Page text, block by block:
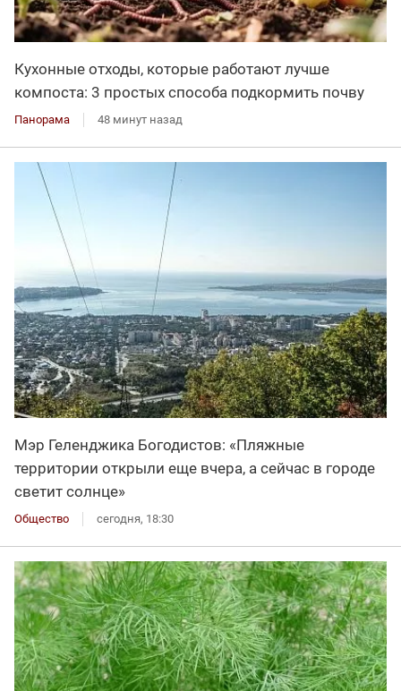
Кухонные отходы, которые работают лучше
компоста: 3 простых способа подкормить почву
Панорама 48 минут назад
Мэр Геленджика Богодистов: «Пляжные
территории открыли еще вчера, а сейчас в городе
светит солнце»
Общество сегодня, 18:30